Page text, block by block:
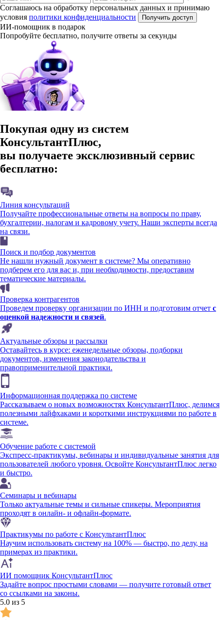
Соглашаюсь на обработку персональных данных и принимаю
условия политики конфиденциальности Получить доступ
ИИ-помощник в подарок
Попробуйте бесплатно, получите ответы за секунды
Покупая одну из систем
КонсультантПлюс,
вы получаете эксклюзивный сервис
бесплатно:
Линия консультаций
Получайте профессиональные ответы на вопросы по праву,
бухгалтерии, налогам и кадровому учету. Наши эксперты всегда
на связи.
Поиск и подбор документов
Не нашли нужный документ в системе? Мы оперативно
подберем его для вас и, при необходимости, предоставим
тематические материалы.
Проверка контрагентов
Проведем проверку организации по ИНН и подготовим отчет с
оценкой надежности и связей.
Актуальные обзоры и рассылки
Оставайтесь в курсе: еженедельные обзоры, подборки
документов, изменения законодательства и
правоприменительной практики.
Информационная поддержка по системе
Рассказываем о новых возможностях КонсультантПлюс, делимся
полезными лайфхаками и короткими инструкциями по работе в
системе.
Обучение работе с системой
Экспресс-практикумы, вебинары и индивидуальные занятия для
пользователей любого уровня. Освойте КонсультантПлюс легко
и быстро.
Семинары и вебинары
Только актуальные темы и сильные спикеры. Мероприятия
проходят в онлайн- и офлайн-формате.
Практикумы по работе с КонсультантПлюс
Научим использовать систему на 100% — быстро, по делу, на
примерах из практики.
ИИ помощник КонсультантПлюс
Задайте вопрос простыми словами — получите готовый ответ
со ссылками на законы.
5.0 из 5